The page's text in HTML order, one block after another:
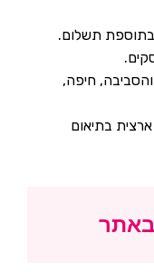
בתוספת תשלום.
והסביבה, חיפה,
בתיאום
באתר